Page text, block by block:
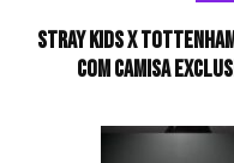
Stray Kids x
com camisa